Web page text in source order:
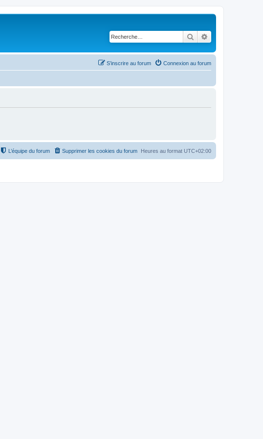
Rechercher
Connexion au forum
S’inscrire au forum
Heures au format UTC+02:00
Supprimer les cookies du forum
L’équipe du forum